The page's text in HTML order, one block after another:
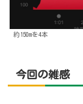
約150mを4本
今回の雑感